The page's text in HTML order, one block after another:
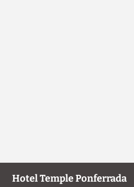
Hotel Temple Ponferrada